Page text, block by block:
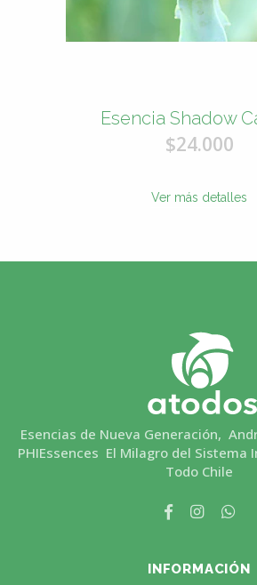
Esencia Shadow
$24.000
Ver más detalles
Esencias de Nueva Generación,
PHIEssences El Milagro del Sistema
Todo Chile
INFORMACIÓN